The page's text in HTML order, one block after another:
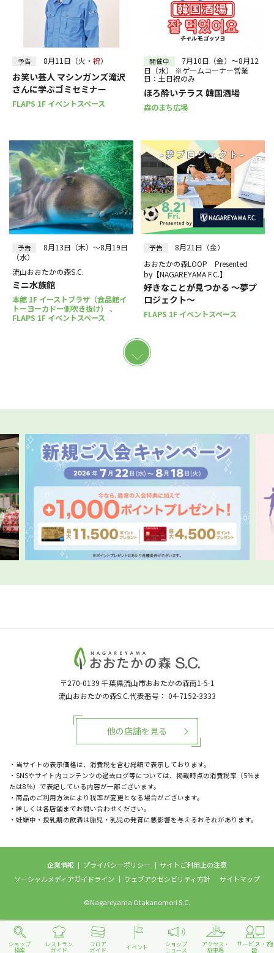
ショップ
検索
レストラン
ガイド
フロア
ガイド イベント ショップ
ニュース
アクセス・
駐車場
サービス・施
設
予告 8月11日（火・祝）
お笑い芸人 マシンガンズ滝沢
さんに学ぶゴミセミナー
FLAPS 1F イベントスペース
開催中
7月10日（金）～8月12
日（水） ※ゲームコーナー営業
日：土日祝のみ
ほろ酔いテラス 韓国酒場
森のまち広場
予告
8月13日（木）～8月19日
（水）
流山おおたかの森S.C.
ミニ水族館
本館 1F イーストプラザ（食品館イ
トーヨーカドー側吹き抜け） 、
FLAPS 1F イベントスペース
予告
8月21日（金）
おおたかの森LOOP Presented
by【NAGAREYAMA F.C.】
好きなことが見つかる ～夢プ
ロジェクト～
FLAPS 1F イベントスペース
〒270-0139 千葉県流山市おおたかの森南1-5-1
流山おおたかの森S.C.代表番号： 04-7152-3333
・当サイトの表示価格は、消費税を含む総額で表示しております。
・SNSやサイト内コンテンツの過去ログ等については、掲載時点の消費税率（5％ま
たは8％）で表記している内容が一部ございます。
・商品のご利用方法により税率が変更となる場合がございます。
・詳しくは各店舗までお問い合わせください。
・妊娠中・授乳期の飲酒は胎児・乳児の発育に悪影響を与えるおそれがあります。
他の店舗を見る
企業情報 プライバシーポリシー
サイトご利用上の注意
ソーシャルメディアガイドライン
ウェブアクセシビリティ方針 サイトマップ
©Nagareyama Otakanomori S.C.